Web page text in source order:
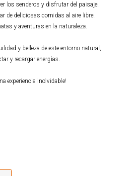
los senderos y disfrutar del paisaje.
de deliciosas comidas al aire libre.
y aventuras en la naturaleza.
y belleza de este entorno natural,
y recargar energías.
experiencia inolvidable!